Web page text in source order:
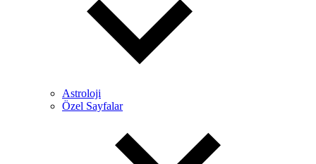
Astroloji
Özel Sayfalar